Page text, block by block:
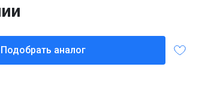
Подобрать аналог